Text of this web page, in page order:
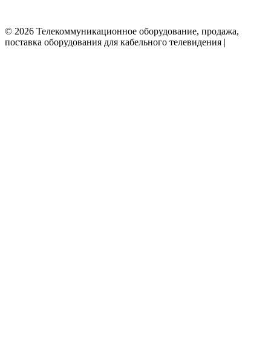
© 2026 Телекоммуникационное оборудование, продажа,
поставка оборудования для кабельного телевидения |